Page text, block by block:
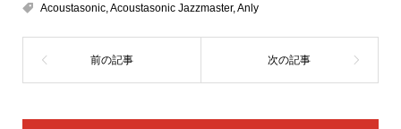
Acoustasonic,Acoustasonic Jazzmaster,Anly